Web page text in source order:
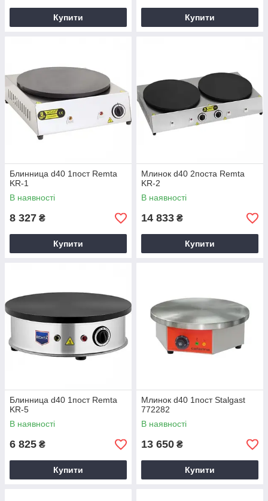
Купити Купити
Блинница d40 1пост Remta
KR-1
В наявності
8 327 ₴
Купити
Млинок d40 2поста Remta
KR-2
В наявності
14 833 ₴
Купити
Блинница d40 1пост Remta
KR-5
В наявності
6 825 ₴
Купити
Млинок d40 1пост Stalgast
772282
В наявності
13 650 ₴
Купити